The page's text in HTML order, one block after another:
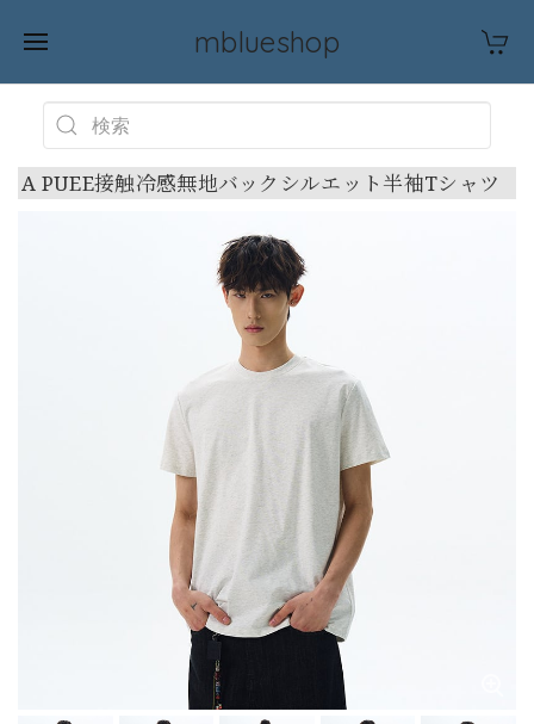
mblueshop
A PUEE接触冷感無地バックシルエット半袖Tシャツ